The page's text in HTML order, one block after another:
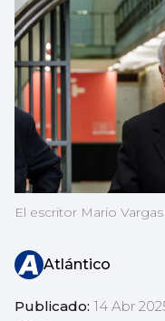
El escritor Mario
Atlántico
Publicado: 14 Abr